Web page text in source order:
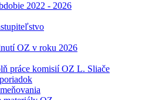
2022 - 2026
OZ v roku 2026
práce komisií OZ L. Sliače